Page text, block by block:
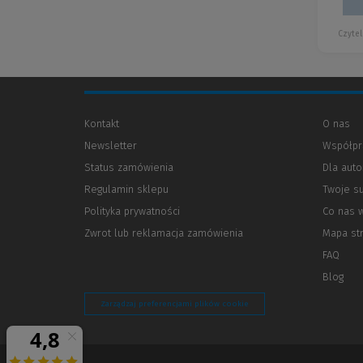
Kontakt
Newsletter
Status zamówienia
Regulamin sklepu
Polityka prywatności
innej
Zwrot lub reklamacja zamówienia
O nas
Dla
Twoje
Co nas
Mapa
FAQ
Blog
Zarządzaj preferencjami plików cookie